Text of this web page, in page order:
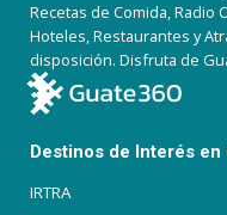
Recetas de Comida, Radio
Hoteles, Restaurantes y
disposición. Disfruta de
Destinos de Interés en
IRTRA